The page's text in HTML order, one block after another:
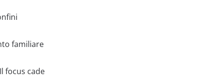
familiare
focus cade